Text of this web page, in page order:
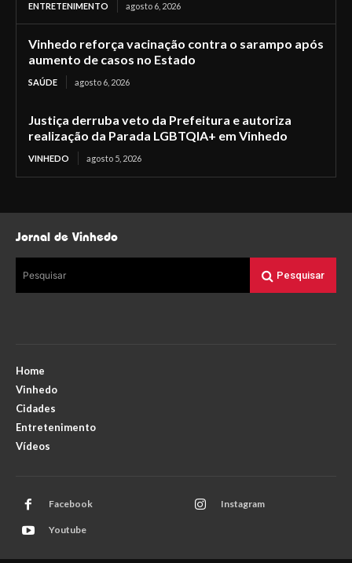
ENTRETENIMENTO agosto 6, 2026
Vinhedo reforça vacinação contra o sarampo após
aumento de casos no Estado
SAÚDE agosto 6, 2026
Justiça derruba veto da Prefeitura e autoriza
realização da Parada LGBTQIA+ em Vinhedo
VINHEDO agosto 5, 2026
Jornal de Vinhedo
Pesquisar Pesquisar
Home
Vinhedo
Cidades
Entretenimento
Vídeos
Facebook Instagram
Youtube